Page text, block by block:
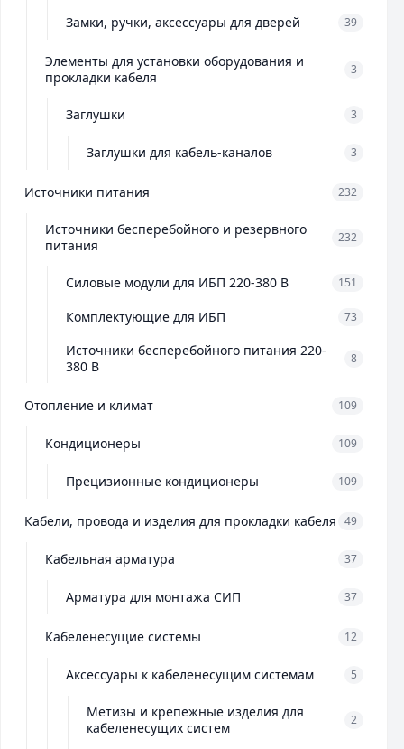
Замки, ручки, аксессуары для дверей 39
Элементы для установки оборудования и
прокладки кабеля
3
Заглушки 3
Заглушки для кабель-каналов 3
Источники питания 232
Источники бесперебойного и резервного
питания
232
Силовые модули для ИБП 220-380 В 151
Комплектующие для ИБП 73
Источники бесперебойного питания 220-
380 В
8
Отопление и климат 109
Кондиционеры 109
Прецизионные кондиционеры 109
Кабели, провода и изделия для прокладки кабеля 49
Кабельная арматура 37
Арматура для монтажа СИП 37
Кабеленесущие системы 12
Аксессуары к кабеленесущим системам 5
Метизы и крепежные изделия для
кабеленесущих систем
2